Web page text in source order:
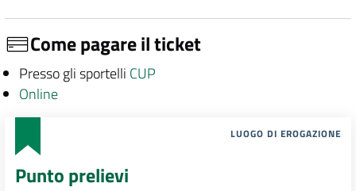
Come pagare il ticket
Presso gli sportelli CUP
Online
LUOGO DI EROGAZIONE
Punto prelievi